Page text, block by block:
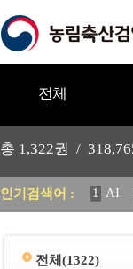
전체
총 1,322권 /
인기검색어 : 1 AI
11
전체 (1322)